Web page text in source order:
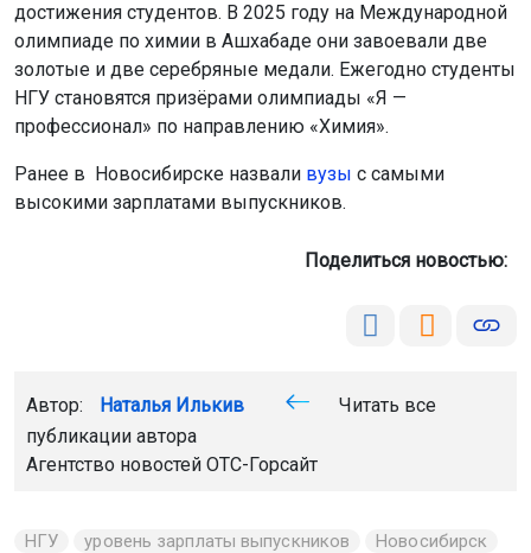
достижения студентов. В 2025 году на Международной
олимпиаде по химии в Ашхабаде они завоевали две
золотые и две серебряные медали. Ежегодно студенты
НГУ становятся призёрами олимпиады «Я —
профессионал» по направлению «Химия».
Ранее в Новосибирске назвали вузы с самыми
высокими зарплатами выпускников.
Поделиться новостью:
Автор: Наталья Илькив
Читать все
публикации автора
Агентство новостей ОТС-Горсайт
НГУ уровень зарплаты выпускников Новосибирск